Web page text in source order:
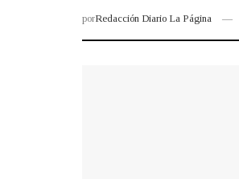
porRedacción Diario La Página